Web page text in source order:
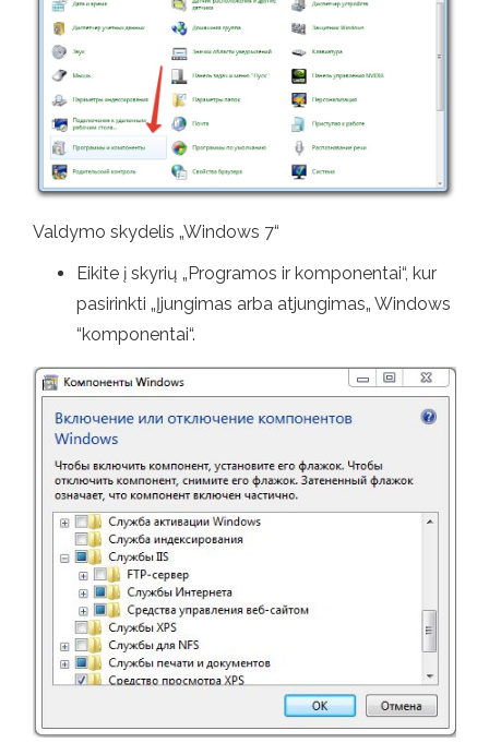
Valdymo skydelis „Windows 7“
Eikite į skyrių „Programos ir komponentai“, kur
pasirinkti „Įjungimas arba atjungimas„ Windows
“komponentai“.